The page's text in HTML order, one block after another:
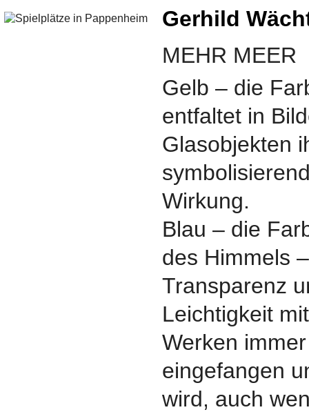
Gerhild
MEHR MEER
Gelb – die
entfaltet in
Glasobjekten
Wirkung.
Blau – die
des Himmels
Transparenz
Leichtigkeit
Werken
eingefangen
wird, auch